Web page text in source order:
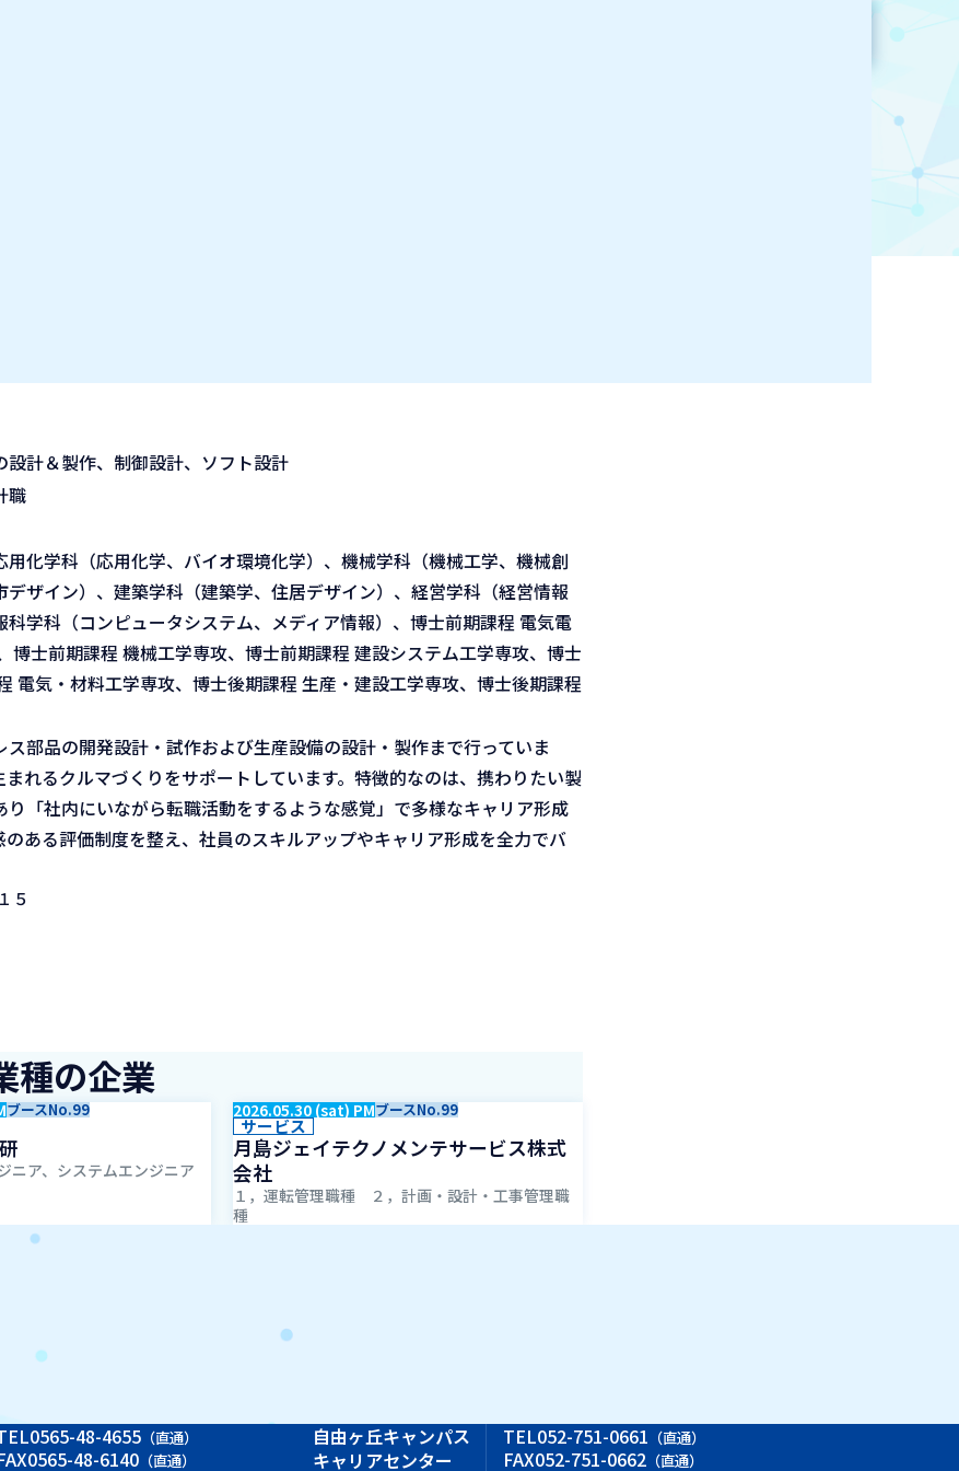
計＆製作、制御設計、ソフト設計
職
化学科（応用化学、バイオ環境化学）、機械学科（機械工学、機械創
ザイン）、建築学科（建築学、住居デザイン）、経営学科（経営情報
学科（コンピュータシステム、メディア情報）、博士前期課程 電気電
博士前期課程 機械工学専攻、博士前期課程 建設システム工学専攻、博士
電気・材料工学専攻、博士後期課程 生産・建設工学専攻、博士後期課程
部品の開発設計・試作および生産設備の設計・製作まで行っていま
れるクルマづくりをサポートしています。特徴的なのは、携わりたい製
「社内にいながら転職活動をするような感覚」で多様なキャリア形成
ある評価制度を整え、社員のスキルアップやキャリア形成を全力でバ
５
種の企業
ブースNo.99
ニア、システムエンジニア
2026.05.30 (sat) PMブースNo.99
サービス
月島ジェイテクノメンテサービス株式
会社
１，運転管理職種 ２，計画・設計・工事管理職
種
0565-48-4655 （直通）
0565-48-6140 （直通）
自由ヶ丘キャンパス
キャリアセンター
TEL052-751-0661 （直通）
FAX052-751-0662（直通）